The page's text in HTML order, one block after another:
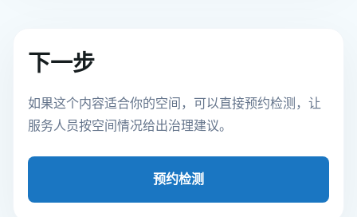
下一步
如果这个内容适合你的空间，可以直接预约检测，让
服务人员按空间情况给出治理建议。
预约检测